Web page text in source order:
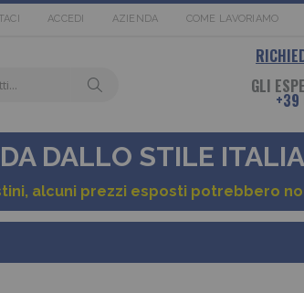
ACCEDI AZIENDA COME LAVORIAMO
tra
40.000
in
GLI
DALLO STILE
alcuni prezzi esposti potrebbero